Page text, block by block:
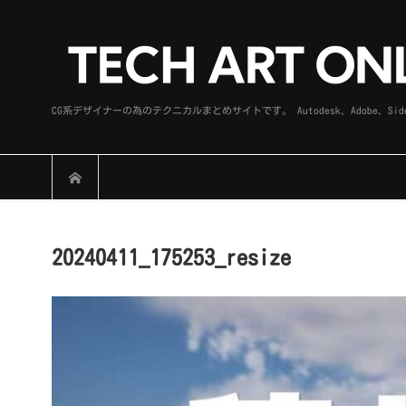
CG系デザイナーの為のテクニカルまとめサイトです。 Autodesk、Adobe、
20240411_175253_resize